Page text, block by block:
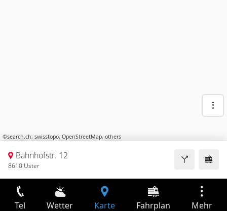
©search.ch, swisstopo, OpenStreetMap, others
Bahnhofstr. 12
8610 Uster
Tel Wetter Karte Fahrplan Mehr